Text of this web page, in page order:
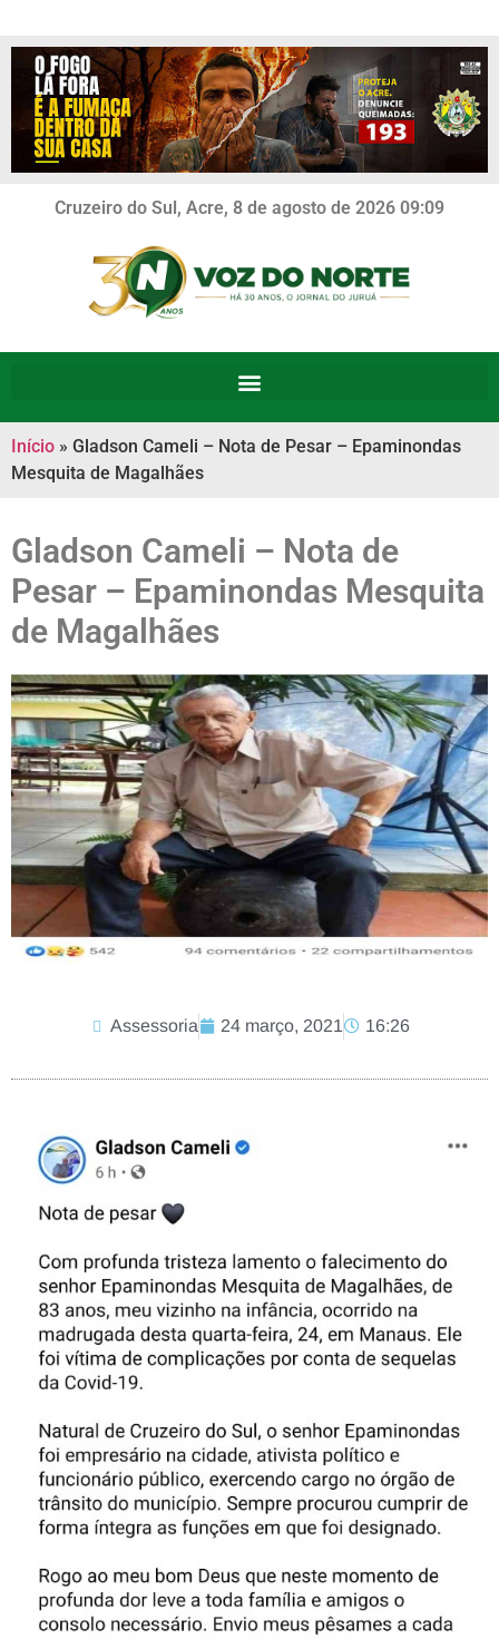
Cruzeiro do Sul, Acre, 8 de agosto de 2026 09:09
Início » Gladson Cameli – Nota de Pesar – Epaminondas
Mesquita de Magalhães
Gladson Cameli – Nota de
Pesar – Epaminondas Mesquita
de Magalhães
Assessoria 24 março, 2021 16:26